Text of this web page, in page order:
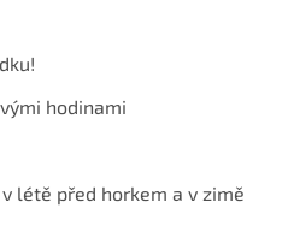
hodinami
létě před horkem a v zimě